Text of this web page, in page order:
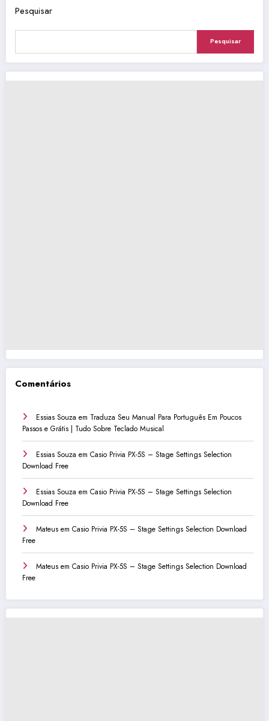
Pesquisar
Pesquisar
Comentários
Essias Souza em Traduza Seu Manual Para Português Em Poucos
Passos e Grátis | Tudo Sobre Teclado Musical
Essias Souza em Casio Privia PX-5S – Stage Settings Selection
Download Free
Essias Souza em Casio Privia PX-5S – Stage Settings Selection
Download Free
Mateus em Casio Privia PX-5S – Stage Settings Selection Download
Free
Mateus em Casio Privia PX-5S – Stage Settings Selection Download
Free